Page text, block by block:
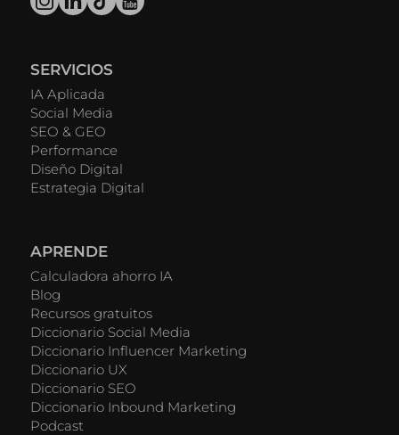
SERVICIOS
IA Aplicada
Social Media
SEO & GEO
Performance
Diseño Digital
Estrategia Digital
APRENDE
Calculadora ahorro IA
Blog
Recursos gratuitos
Diccionario Social Media
Diccionario Influencer Marketing
Diccionario UX
Diccionario SEO
Diccionario Inbound Marketing
Podcast